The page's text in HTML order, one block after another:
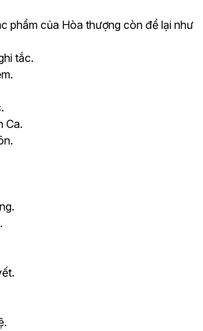
phẩm của Hòa thượng còn để lại như
tắc.
Ca.